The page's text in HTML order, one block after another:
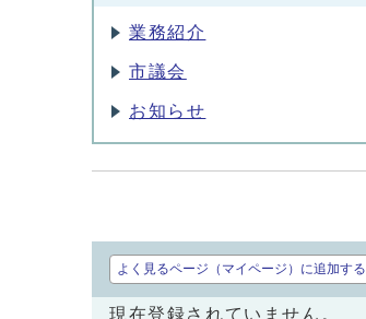
業務紹介
市議会
お知らせ
よく見るページ（マイページ）に追加する
現在登録されていません。